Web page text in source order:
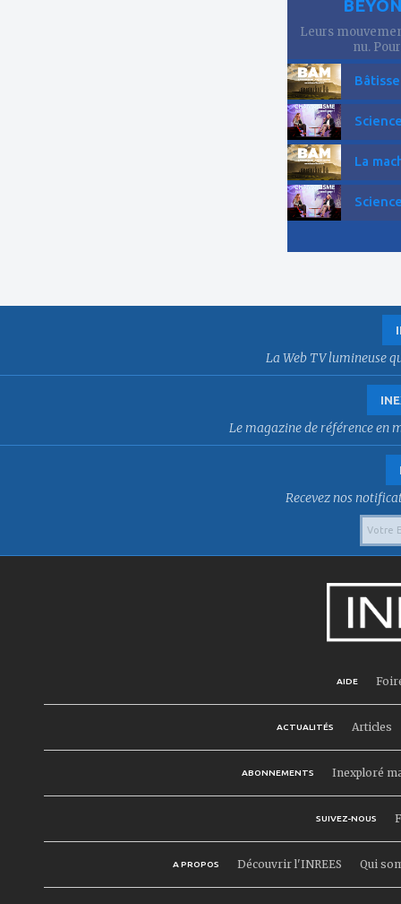
Leurs
nu.
La
La Web TV lumineuse
Le magazine de référence en
Recevez nos
AIDE
ACTUALITÉS Articles
ABONNEMENTS Inexploré
SUIVEZ-NOUS
A PROPOS Découvrir l'INREES Qui